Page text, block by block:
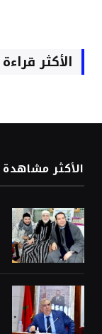
الأكثر قراءة
الأكثر مشاهدة